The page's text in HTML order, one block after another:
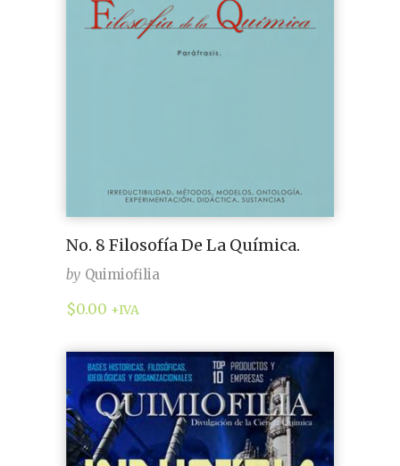
No. 8 Filosofía De La Química.
by Quimiofilia
$0.00 +IVA